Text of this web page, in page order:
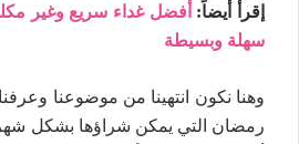
إقرأ أيضاً:
سهلة وبسيطة
وهنا نكون انتهينا من موضوعنا
رمضان التي يمكن شراؤها بشكل